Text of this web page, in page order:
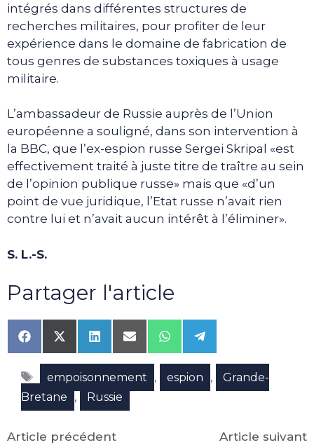
intégrés dans différentes structures de
recherches militaires, pour profiter de leur
expérience dans le domaine de fabrication de
tous genres de substances toxiques à usage
militaire.
L’ambassadeur de Russie auprès de l’Union
européenne a souligné, dans son intervention à
la BBC, que l’ex-espion russe Sergei Skripal «est
effectivement traité à juste titre de traître au sein
de l’opinion publique russe» mais que «d’un
point de vue juridique, l’Etat russe n’avait rien
contre lui et n’avait aucun intérêt à l’éliminer».
S. L.-S.
Partager l'article
Share
on
Facebook
Share
on
X
(Twitter)
Share
on
LinkedIn
Share
on
Email
Share
on
WhatsApp
Share
on
Telegram
Étiquettes
empoisonnement , espion ,
Grande-
Bretane
, Russie
Article précédent Article suivant